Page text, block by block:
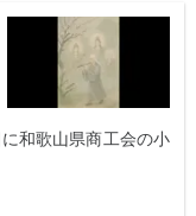
和歌山県商工会の小